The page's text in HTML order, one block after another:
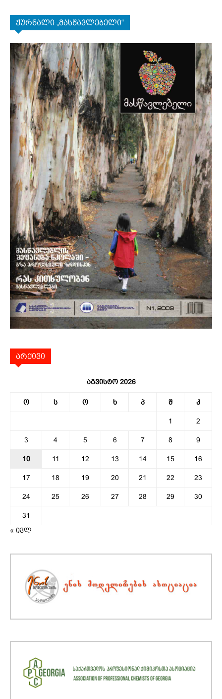
ჟურნალი „მასწავლებელი“
არქივი
აგვისტო 2026
ო ს ო ხ პ შ კ
1 2
3 4 5 6 7 8 9
10 11 12 13 14 15 16
17 18 19 20 21 22 23
24 25 26 27 28 29 30
31
« ივლ